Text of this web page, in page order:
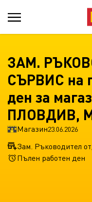
ЗАМ.
СЪРВИС на
ден за
ПЛОВДИВ,
Магазин23.06.2026
Зам. Ръководител
Пълен работен ден